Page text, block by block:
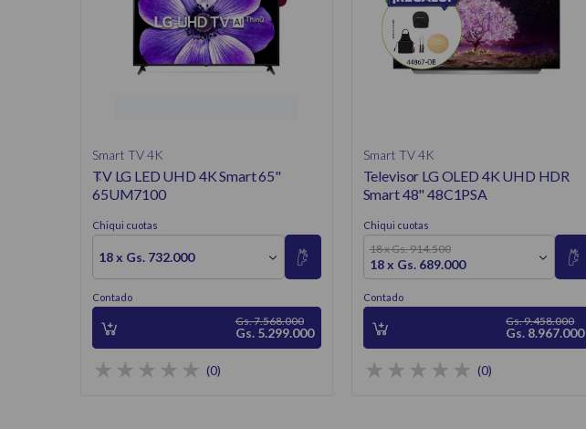
Smart TV 4K
TV LG LED UHD 4K Smart 65"
65UM7100
Chiqui cuotas
18 x Gs. 732.000
Contado
Gs. 7.568.000
Gs. 5.299.000
(0)
Smart TV 4K
Televisor LG OLED 4K UHD HDR
Smart 48" 48C1PSA
Chiqui cuotas
18 x Gs. 914.500
18 x Gs. 689.000
Contado
Gs. 9.458.000
Gs. 8.967.000
(0)